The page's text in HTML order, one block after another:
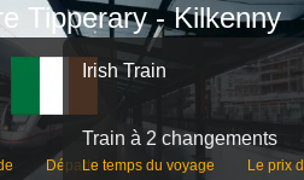
Tipperary - Kilkenny
Départs
Irish Train
Train à 2 changements
Le temps du voyage Le prix